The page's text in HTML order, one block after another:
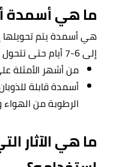
ما هي أسمدة
هي أسمدة يتم تحويلها
إلى 6-7 أيام حتى تتحول إلى أسمدة أمونيوم أو أسمدة نترات، ومن مميزاتها:
من أشهر الأمثلة
أسمدة قابلة
الرطوبة من
ما هي الآثار